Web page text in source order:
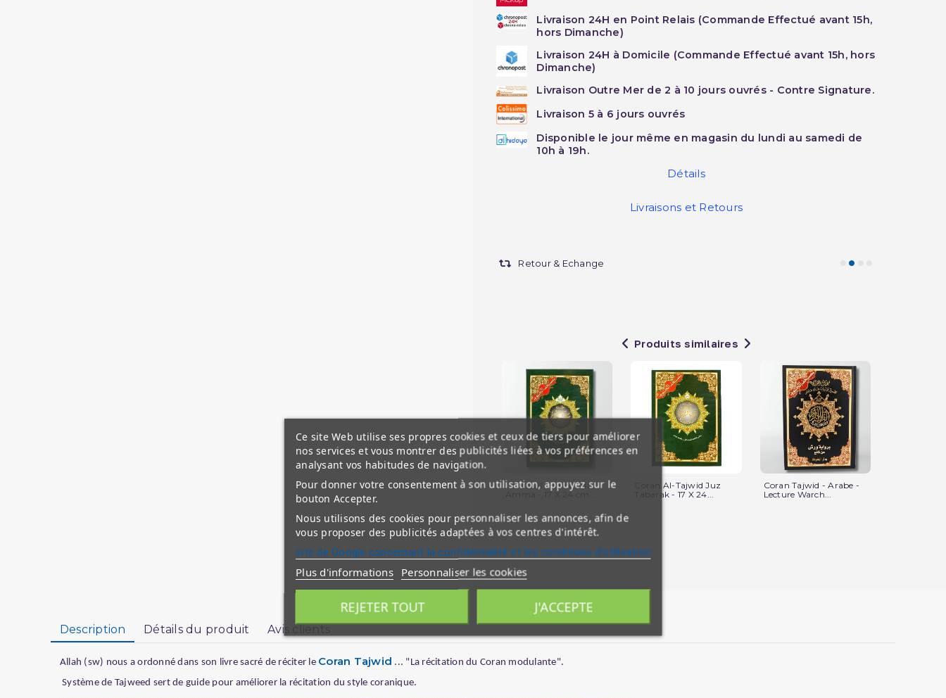
Livraison 24H en Point Relais (Commande Effectué avant 15h,
hors Dimanche)
Livraison 24H à Domicile (Commande Effectué avant 15h, hors
Dimanche)
Livraison Outre Mer de 2 à 10 jours ouvrés - Contre Signature.
Livraison 5 à 6 jours ouvrés
Disponible le jour même en magasin du lundi au samedi de
10h à 19h.
Détails
Livraisons et Retours
Retour & Echange
Produits similaires
Coran Al-Tajwid Juz
Amma - 17 X 24 cm...
Coran Al-Tajwid Juz
Tabarak - 17 X 24...
Coran Tajwid - Arabe -
Lecture Warch...
Description Détails du produit Avis clients
Allah (sw) nous a ordonné dans son livre sacré de réciter le Coran Tajwid ... "La récitation du Coran modulante".
Système de Tajweed sert de guide pour améliorer la récitation du style coranique.
Ce site Web utilise ses propres cookies et ceux de tiers pour améliorer
nos services et vous montrer des publicités liées à vos préférences en
analysant vos habitudes de navigation.
Pour donner votre consentement à son utilisation, appuyez sur le
bouton Accepter.
Nous utilisons des cookies pour personnaliser les annonces, afin de
vous proposer des publicités adaptées à vos centres d'intérêt.
site de Google concernant la confidentialité et les conditions d'utilisation
Plus d'informations Personnaliser les cookies
REJETER TOUT J'ACCEPTE